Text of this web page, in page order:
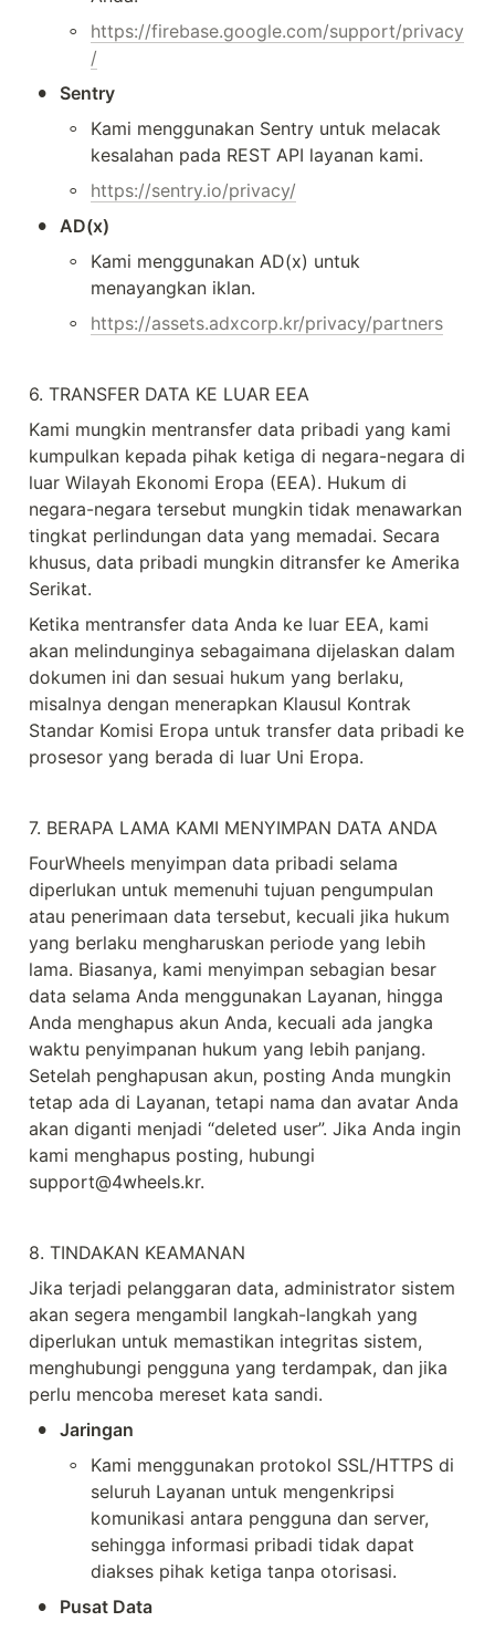
◦
https://firebase.google.com/support/privacy
/
• Sentry
◦
Kami menggunakan Sentry untuk melacak
kesalahan pada REST API layanan kami.
◦ https://sentry.io/privacy/
• AD(x)
◦
Kami menggunakan AD(x) untuk
menayangkan iklan.
◦ https://assets.adxcorp.kr/privacy/partners
6. TRANSFER DATA KE LUAR EEA
Kami mungkin mentransfer data pribadi yang kami
kumpulkan kepada pihak ketiga di negara-negara di
luar Wilayah Ekonomi Eropa (EEA). Hukum di
negara-negara tersebut mungkin tidak menawarkan
tingkat perlindungan data yang memadai. Secara
khusus, data pribadi mungkin ditransfer ke Amerika
Serikat.
Ketika mentransfer data Anda ke luar EEA, kami
akan melindunginya sebagaimana dijelaskan dalam
dokumen ini dan sesuai hukum yang berlaku,
misalnya dengan menerapkan Klausul Kontrak
Standar Komisi Eropa untuk transfer data pribadi ke
prosesor yang berada di luar Uni Eropa.
7. BERAPA LAMA KAMI MENYIMPAN DATA ANDA
FourWheels menyimpan data pribadi selama
diperlukan untuk memenuhi tujuan pengumpulan
atau penerimaan data tersebut, kecuali jika hukum
yang berlaku mengharuskan periode yang lebih
lama. Biasanya, kami menyimpan sebagian besar
data selama Anda menggunakan Layanan, hingga
Anda menghapus akun Anda, kecuali ada jangka
waktu penyimpanan hukum yang lebih panjang.
Setelah penghapusan akun, posting Anda mungkin
tetap ada di Layanan, tetapi nama dan avatar Anda
akan diganti menjadi “deleted user”. Jika Anda ingin
kami menghapus posting, hubungi
support@4wheels.kr.
8. TINDAKAN KEAMANAN
Jika terjadi pelanggaran data, administrator sistem
akan segera mengambil langkah-langkah yang
diperlukan untuk memastikan integritas sistem,
menghubungi pengguna yang terdampak, dan jika
perlu mencoba mereset kata sandi.
• Jaringan
◦
Kami menggunakan protokol SSL/HTTPS di
seluruh Layanan untuk mengenkripsi
komunikasi antara pengguna dan server,
sehingga informasi pribadi tidak dapat
diakses pihak ketiga tanpa otorisasi.
• Pusat Data